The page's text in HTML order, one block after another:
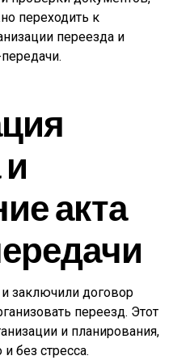
переходить к
переезда и
акта
заключили договор
переезд. Этот
и планирования,
без стресса.